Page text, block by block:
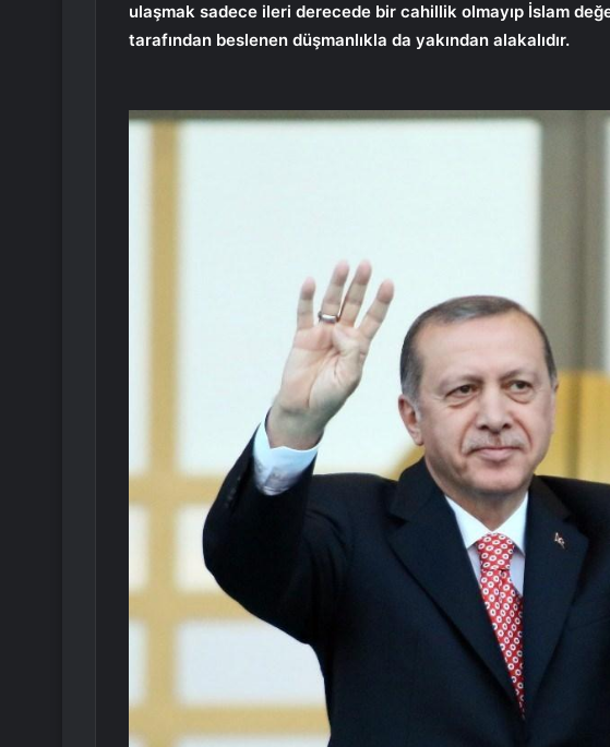
ulaşmak sadece ileri derecede bir cahillik olmayıp İslam
tarafından beslenen düşmanlıkla da yakından alakalıdır.